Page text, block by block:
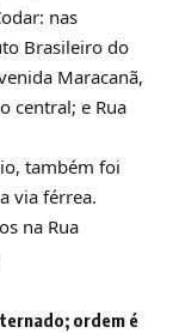
nas
Brasileiro do
Maracanã,
central; e Rua
também foi
via férrea.
na Rua
ordem é